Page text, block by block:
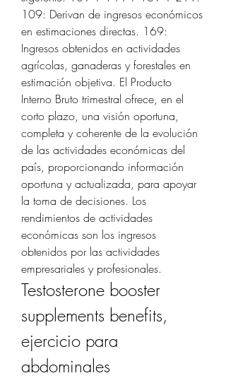
109: Derivan de ingresos económicos
en estimaciones directas. 169:
Ingresos obtenidos en actividades
agrícolas, ganaderas y forestales en
estimación objetiva. El Producto
Interno Bruto trimestral ofrece, en el
corto plazo, una visión oportuna,
completa y coherente de la evolución
de las actividades económicas del
país, proporcionando información
oportuna y actualizada, para apoyar
la toma de decisiones. Los
rendimientos de actividades
económicas son los ingresos
obtenidos por las actividades
empresariales y profesionales.
Testosterone booster
supplements benefits,
ejercicio para
abdominales